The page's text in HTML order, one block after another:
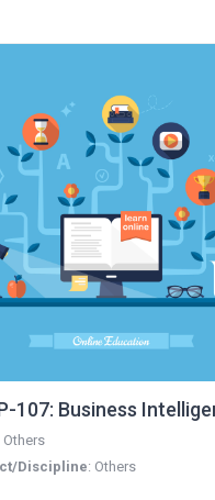
Software Package with SPSS
Personality
107: Business
Others
Discipline: Others